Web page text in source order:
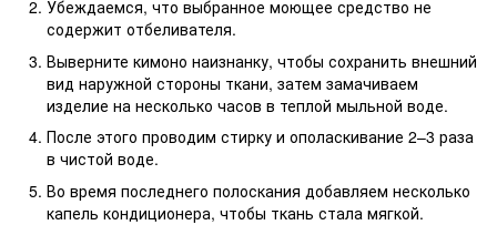
Убеждаемся, что выбранное моющее средство не
содержит отбеливателя.
Выверните кимоно наизнанку, чтобы сохранить внешний
вид наружной стороны ткани, затем замачиваем
изделие на несколько часов в теплой мыльной воде.
После этого проводим стирку и ополаскивание 2–3 раза
в чистой воде.
Во время последнего полоскания добавляем несколько
капель кондиционера, чтобы ткань стала мягкой.